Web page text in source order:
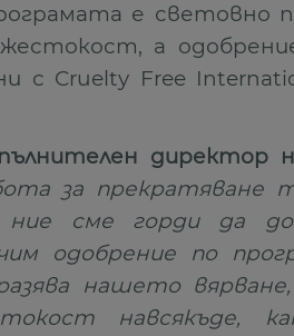
е световно
а
Cruelty Free
директор
за прекратяване
ние сме горди да
одобрение по
нашето
навсякъде, к